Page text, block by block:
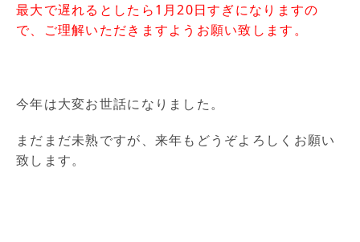
最大で遅れるとしたら1月20日すぎになりますの
で、ご理解いただきますようお願い致します。
今年は大変お世話になりました。
まだまだ未熟ですが、来年もどうぞよろしくお願い
致します。